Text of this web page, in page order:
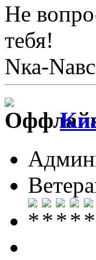
Не
тебя!
Nка-